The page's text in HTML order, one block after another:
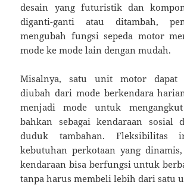
desain yang futuristik dan
diganti-ganti atau ditambah,
mengubah fungsi sepeda motor
mode ke mode lain dengan mudah.
Misalnya, satu unit motor dapat
diubah dari mode berkendara
menjadi mode untuk
bahkan sebagai kendaraan sosial
duduk tambahan. Fleksibilitas
kebutuhan perkotaan yang
kendaraan bisa berfungsi untuk
tanpa harus membeli lebih dari satu